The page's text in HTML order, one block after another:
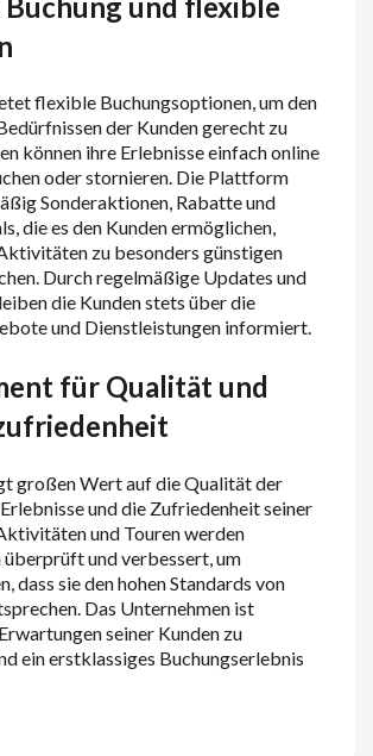
flexible Buchungsoptionen, um den
der Kunden gerecht zu
können ihre Erlebnisse einfach online
oder stornieren. Die Plattform
Sonderaktionen, Rabatte und
die es den Kunden ermöglichen,
zu besonders günstigen
Durch regelmäßige Updates und
die Kunden stets über die
und Dienstleistungen informiert.
für Qualität und
großen Wert auf die Qualität der
und die Zufriedenheit seiner
und Touren werden
und verbessert, um
dass sie den hohen Standards von
Das Unternehmen ist
seiner Kunden zu
ein erstklassiges Buchungserlebnis